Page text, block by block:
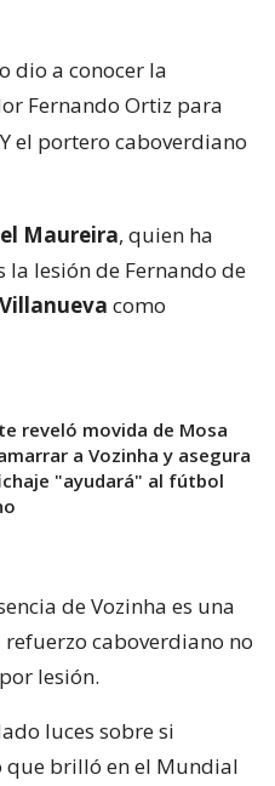
dio a conocer la
Fernando Ortiz para
Y el portero caboverdiano
Maureira, quien ha
lesión de Fernando de
como
reveló movida de Mosa
a Vozinha y asegura
"ayudará" al fútbol
de Vozinha es una
caboverdiano no
lesión.
luces sobre si
que brilló en el Mundial